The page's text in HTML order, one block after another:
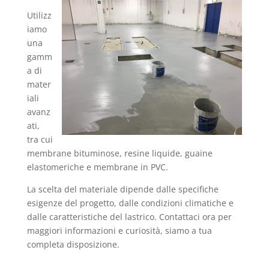
Utilizz
iamo
una
gamm
a di
mater
iali
avanz
ati,
tra cui
membrane bituminose, resine liquide, guaine
elastomeriche e membrane in PVC.
La scelta del materiale dipende dalle specifiche
esigenze del progetto, dalle condizioni climatiche e
dalle caratteristiche del lastrico. Contattaci ora per
maggiori informazioni e curiosità, siamo a tua
completa disposizione.